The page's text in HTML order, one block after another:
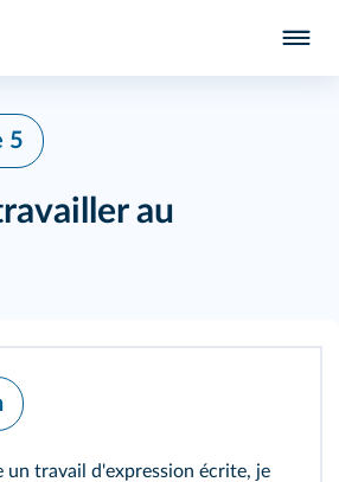
5
au
un travail d'expression écrite, je